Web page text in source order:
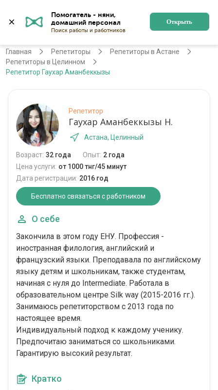
Помогатель - няни,
Поиск работы и работников
Открыть
Астана Регистрация
Главная Репетиторы
Репетиторы в Астане
Репетиторы в Целинном
Репетитор Гаухар Аманбеккызы
Репетитор
Гаухар Аманбеккызы Н.
Астана, Целинный
Возраст: 32 года Опыт: 2 года
Цена услуги: от 1000 тнг/45 минут
Дата регистрации: 2016 год
Бесплатно связаться с работником
О себе
Закончила в этом году ЕНУ. Профессия -
иностранная филология, английский и
французский языки. Преподавала по английскому
языку детям и школьникам, также студентам,
начиная с нуля до Intermediate. Работала в
образовательном центре Silk way (2015-2016 гг.).
Занимаюсь репетиторством с 2013 года по
настоящее время.
Индивидуальный подход к каждому ученику.
Предпочитаю заниматься со школьниками.
Гарантирую высокий результат.
Кратко